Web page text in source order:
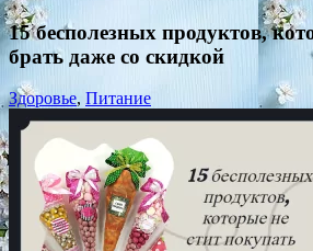
15 бесполезных продуктов,
брать даже со скидкой
Здоровье, Питание